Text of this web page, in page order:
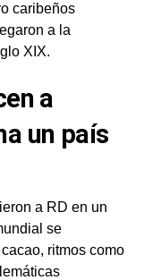
caribeños
a la
XIX.
a
un país
a RD en un
se
ritmos como